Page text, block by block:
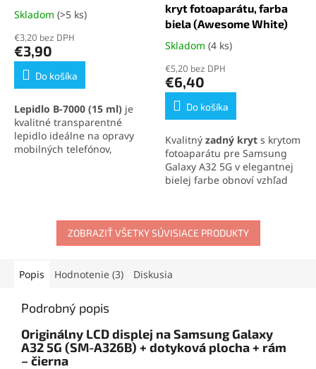
Priemerné
produktu
je
5,0
hviezdičiek.
Skladom (>5 ks)
€3,20 bez DPH
€3,90
Do košíka
Lepidlo B-7000 (15 ml) je
kvalitné transparentné
lepidlo ideálne na opravy
mobilných telefónov,
aplikačnej špičke sa
kryt fotoaparátu, farba
biela (Awesome White)
Priemerné
produktu
je
5,0
hviezdičiek.
Skladom (4 ks)
€5,20 bez DPH
€6,40
Do košíka
Kvalitný zadný kryt s krytom
fotoaparátu pre Samsung
Galaxy A32 5G v elegantnej
bielej farbe obnoví vzhľad
jednoduchú montáž a
perfektnú kompatibilitu.
Poskytuje spoľahlivú
komponentov a fotoaparátu.
ZOBRAZIŤ VŠETKY SÚVISIACE PRODUKTY
Popis Hodnotenie (3) Diskusia
Podrobný popis
Originálny LCD displej na Samsung Galaxy
A32 5G (SM-A326B) + dotyková plocha + rám
– čierna